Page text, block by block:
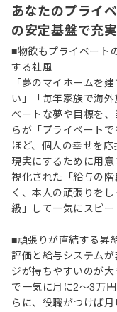
あなたのプライ
の安定基盤で充
■物欲もプライベート
する社風
「夢のマイホームを
い」「毎年家族で海
ベートな夢や目標を
らが「プライベート
ほど、個人の幸せを
現実にするために用
視化された「給与の
く、本人の頑張りを
級」して一気にスピー
■頑張りが直結する昇
評価と給与システム
ジが持ちやすいのが
で一気に月に2〜3万
らに、役職がつけば